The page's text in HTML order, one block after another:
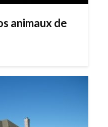
animaux de